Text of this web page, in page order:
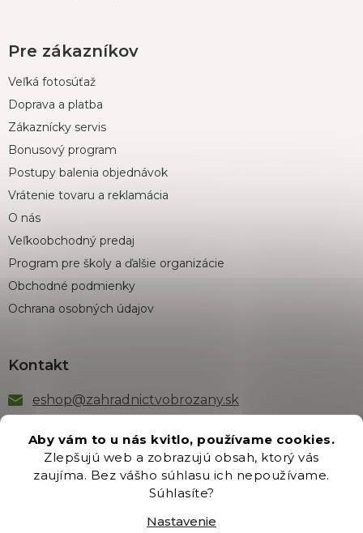
Aby vám to u nás kvitlo, používame cookies.
Zlepšujú web a zobrazujú obsah, ktorý vás
zaujíma. Bez vášho súhlasu ich nepoužívame.
Súhlasíte?
Nastavenie
Pre zákazníkov
Veľká fotosúťaž
Doprava a platba
Zákaznícky servis
Bonusový program
Postupy balenia objednávok
Vrátenie tovaru a reklamácia
O nás
Veľkoobchodný predaj
Program pre školy a ďalšie organizácie
Obchodné podmienky
Ochrana osobných údajov
Kontakt
eshop@zahradnictvobrozany.sk
Odber newsletteru